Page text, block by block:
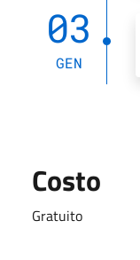
03
GEN
Costo
Gratuito